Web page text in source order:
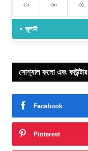
২৯ ৩০ ৩১
« জুলাই
সোশ্যাল ফলো এবং কাউন্টার
Facebook
Pinterest